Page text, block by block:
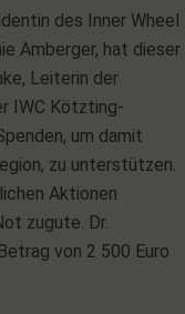
des Inner Wheel
Amberger, hat dieser
Leiterin der
IWC Kötzting-
um damit
zu unterstützen.
Aktionen
zugute. Dr.
von 2 500 Euro